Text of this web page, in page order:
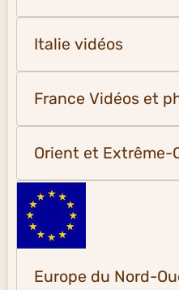
Italie vidéos
France Vidéos et
Orient et Extrême-
Europe du Nord-